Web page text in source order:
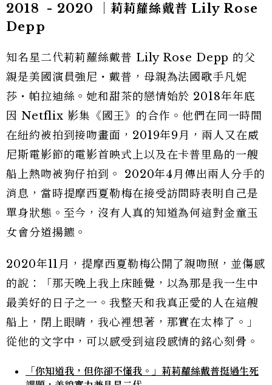
2018 - 2020
莉莉蘿絲戴普 Lily Rose
Depp
知名星二代莉莉蘿絲戴普 Lily Rose Depp 的父
親是美國演員強尼・戴普，母親為法國歌手凡妮
莎・帕拉迪絲。她和甜茶的戀情始於 2018年年底
因 Netflix 影集《國王》的合作。他們在同一時間
在紐約被拍到接吻畫面，2019年9月，兩人又在威
尼斯電影節的電影首映式上以及在卡普里島的一艘
船上熱吻被狗仔拍到。 2020年4月傳出兩人分手的
消息，當時提摩西夏勒梅在接受訪問時表明自己是
單身狀態。至今，沒有人真的知道為何這對金童玉
女會分道揚鑣。
2020年11月，提摩西夏勒梅公開了親吻照，並傷感
的說：「那天晚上我上床睡覺，以為那是我一生中
最美好的日子之一。我整天和我真正愛的人在這艘
船上，閉上眼睛，我心裡想著，那實在太棒了。」
從他的文字中，可以感受到這段感情的銘心刻骨。
「你知道我，但你卻不懂我。」莉莉蘿絲戴普挺過生死